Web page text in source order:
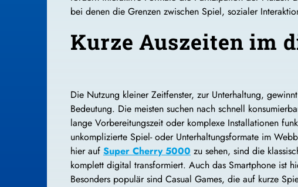
bei denen die Grenzen zwischen Spiel, sozialer
Kurze Auszeiten im
Die Nutzung kleiner Zeitfenster, zur Unterhaltung,
Bedeutung. Die meisten suchen nach schnell
lange Vorbereitungszeit oder komplexe Installationen
unkomplizierte Spiel- oder Unterhaltungsformate im
hier auf Super Cherry 5000 zu sehen, sind die
komplett digital transformiert. Auch das Smartphone ist
Besonders populär sind Casual Games, die auf kurze